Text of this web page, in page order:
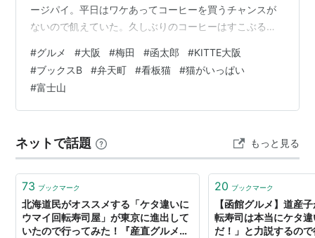
ージパイ。平日はワケあってコーヒーを買うチャンスが
ないので飢えていた。久しぶりのコーヒーはすこぶる美
運だけはよい。確か小田原より手前で見えた富士山。 三
島駅を通過したあとの富士山。右側の山肌に雪煙が見え
る。強い風が吹いているのかも。 すそ野が大きく見えて
きた。手前の低い雲のおかげで絵画的な姿に。 富士山に
いた『ぜんぶ、あなたのためだから』を読み…
#グルメ #大阪 #梅田 #函太郎 #KITTE大阪
#ブックスB #弁天町 #看板猫 #猫がいっぱい
#富士山
ネットで話題 もっと見る
73 ブックマーク
北海道民がオススメする「ケタ違いに
ウマイ回転寿司屋」が東京に進出して
いたので行ってみた！『産直グルメ回
20 ブックマーク
【函館グルメ】道産
転寿司は本当にケタ
だ！」と力説するの